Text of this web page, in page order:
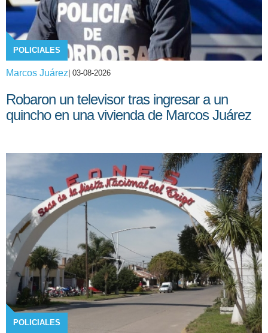
POLICIALES
Marcos Juárez | 03-08-2026
Robaron un televisor tras ingresar a un
quincho en una vivienda de Marcos Juárez
POLICIALES